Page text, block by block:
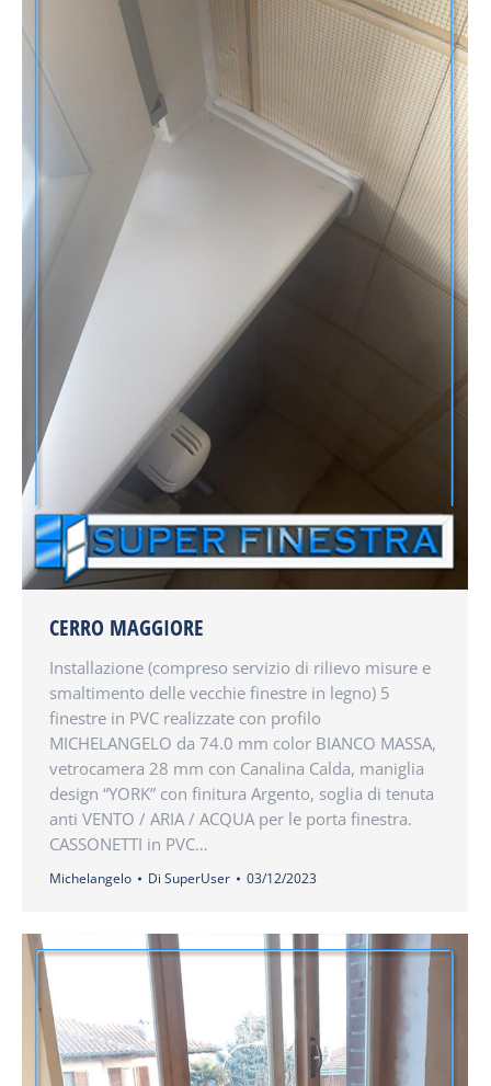
CERRO MAGGIORE
Installazione (compreso servizio di rilievo misure e
smaltimento delle vecchie finestre in legno) 5
finestre in PVC realizzate con profilo
MICHELANGELO da 74.0 mm color BIANCO MASSA,
vetrocamera 28 mm con Canalina Calda, maniglia
design “YORK” con finitura Argento, soglia di tenuta
anti VENTO / ARIA / ACQUA per le porta finestra.
CASSONETTI in PVC…
Michelangelo Di SuperUser 03/12/2023